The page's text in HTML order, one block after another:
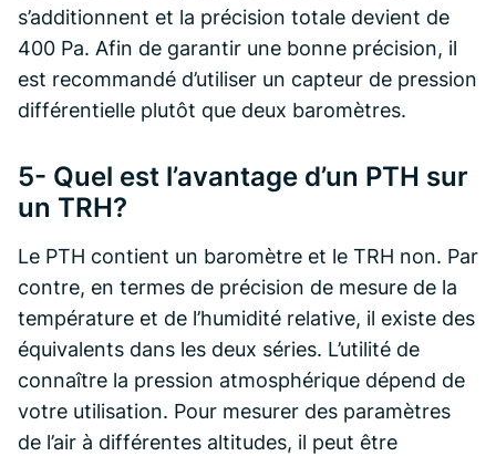
s’additionnent et la précision totale devient de
400 Pa. Afin de garantir une bonne précision, il
est recommandé d’utiliser un capteur de pression
différentielle plutôt que deux baromètres.
5- Quel est l’avantage d’un PTH sur
un TRH?
Le PTH contient un baromètre et le TRH non. Par
contre, en termes de précision de mesure de la
température et de l’humidité relative, il existe des
équivalents dans les deux séries. L’utilité de
connaître la pression atmosphérique dépend de
votre utilisation. Pour mesurer des paramètres
de l’air à différentes altitudes, il peut être